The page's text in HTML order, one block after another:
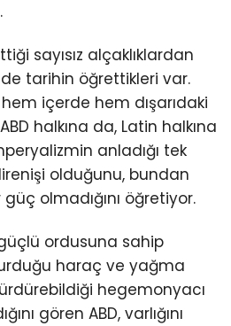
sayısız alçaklıklardan
de tarihin öğrettikleri var.
hem içerde hem dışarıdaki
halkına da, Latin halkına
anladığı tek
olduğunu, bundan
olmadığını öğretiyor.
ordusuna sahip
haraç ve yağma
hegemonyacı
gören ABD, varlığını